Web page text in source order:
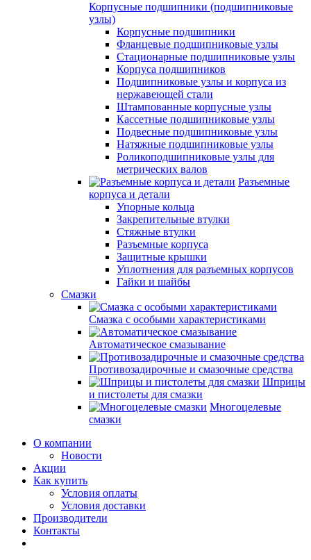
Корпусные подшипники (подшипниковые
узлы)
Корпусные подшипники
Фланцевые подшипниковые узлы
Стационарные подшипниковые узлы
Корпуса подшипников
Подшипниковые узлы и корпуса из
нержавеющей стали
Штампованные корпусные узлы
Кассетные подшипниковые узлы
Подвесные подшипниковые узлы
Натяжные подшипниковые узлы
Роликоподшипниковые узлы для
метрических валов
Разъемные
корпуса и детали
Упорные кольца
Закрепительные втулки
Стяжные втулки
Разъемные корпуса
Защитные крышки
Уплотнения для разъемных корпусов
Гайки и шайбы
Смазки
Смазка с особыми характеристиками
Автоматическое смазывание
Противозадирочные и смазочные средства
Шприцы
и пистолеты для смазки
Многоцелевые
смазки
О компании
Новости
Акции
Как купить
Условия оплаты
Условия доставки
Производители
Контакты